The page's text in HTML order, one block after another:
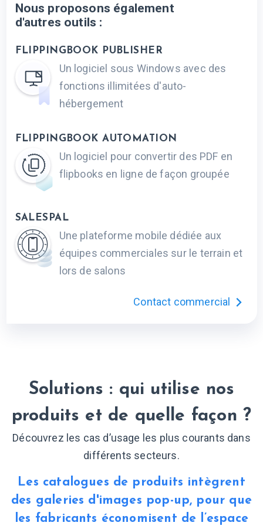
Nous proposons également
d'autres outils :
FLIPPINGBOOK PUBLISHER
Un logiciel sous Windows avec des
fonctions illimitées d'auto-
hébergement
FLIPPINGBOOK AUTOMATION
Un logiciel pour convertir des PDF en
flipbooks en ligne de façon groupée
SALESPAL
Une plateforme mobile dédiée aux
équipes commerciales sur le terrain et
lors de salons
Contact commercial
Solutions : qui utilise nos
produits et de quelle façon ?
Découvrez les cas d’usage les plus courants dans
différents secteurs.
Les catalogues de produits intègrent
des galeries d'images pop-up, pour que
les fabricants économisent de l’espace